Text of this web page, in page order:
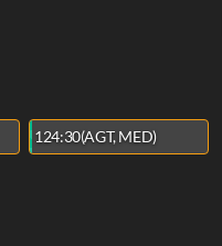
124:30(AGT, MED)